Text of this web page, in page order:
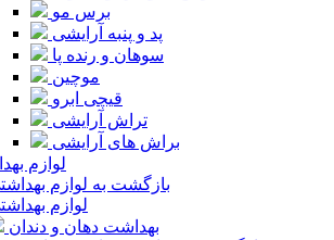
برس مو
پد و پنبه آرایشی
سوهان و رنده پا
موچین
قیچی ابرو
تراش آرایشی
براش های آرایشی
لوازم
بازگشت به لوازم
لوازم
بهداشت دهان و دندان